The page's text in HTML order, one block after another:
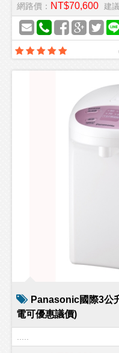
網路價： NT$70,600 建
Panasonic國際3公
電可優惠議價)